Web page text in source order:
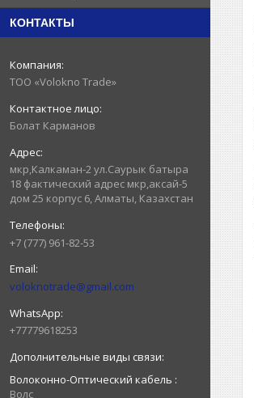
КОНТАКТЫ
ТОО «Volokno Trade»
Болат Карманов
мкр,Калкаман-2 ул.Саурык батыра
18 фактический адрес мкр,аксай-5
дом 25 корпус 6, Алматы, Казахстан
+7 (777) 961-82-53
voloknotrade@gmail.com
+77779618253
Волоконно-Оптический кабель
Волс